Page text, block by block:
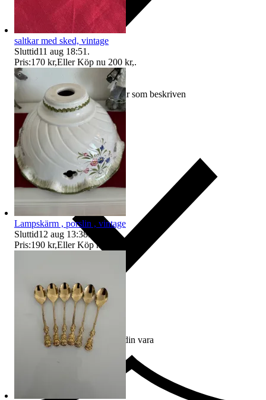
Ersättning om varan inte är som beskriven
Ersättning om du inte får din vara
saltkar med sked, vintage
Sluttid11 aug 18:51 .
Pris:170 kr,Eller Köp nu 200 kr,.
Lampskärm , porslin , vintage
Sluttid12 aug 13:38.
Pris:190 kr,Eller Köp nu